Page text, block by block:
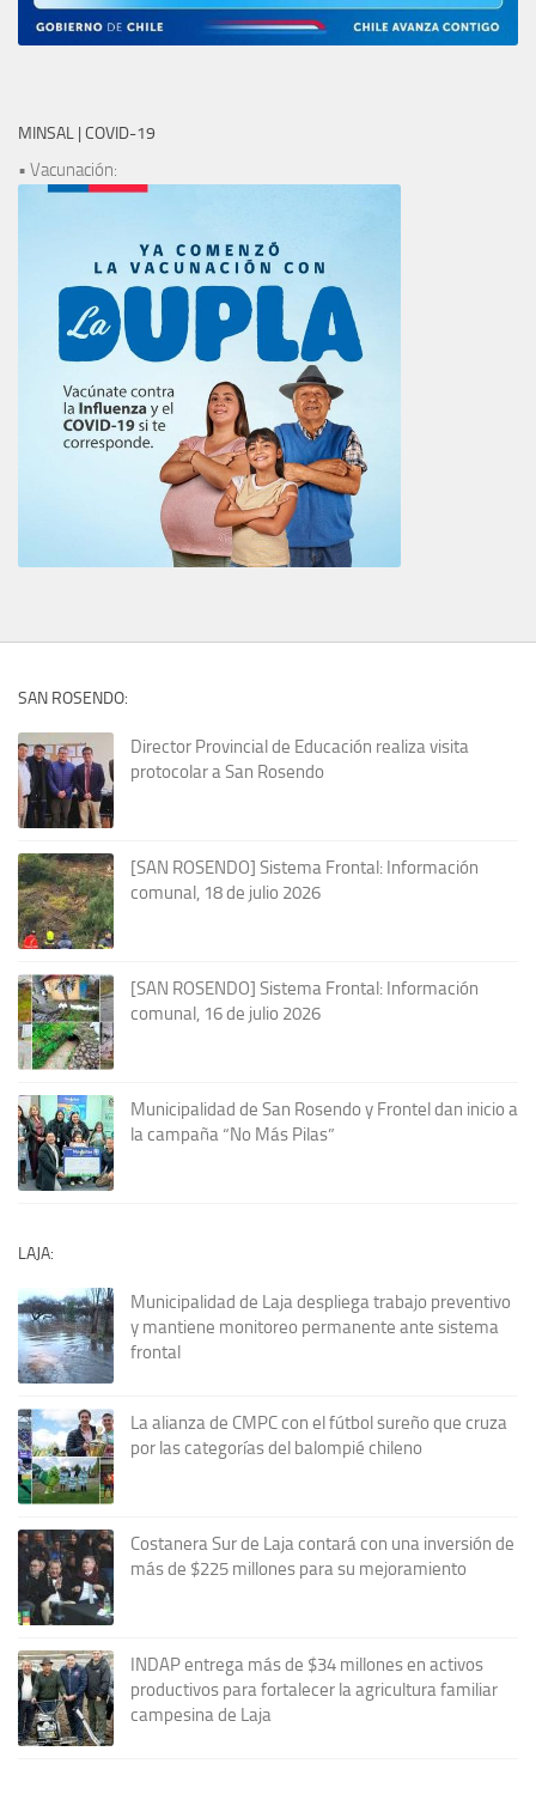
MINSAL | COVID-19
• Vacunación:
SAN ROSENDO:
Director Provincial de Educación realiza visita
protocolar a San Rosendo
[SAN ROSENDO] Sistema Frontal: Información
comunal, 18 de julio 2026
[SAN ROSENDO] Sistema Frontal: Información
comunal, 16 de julio 2026
Municipalidad de San Rosendo y Frontel dan inicio a
la campaña “No Más Pilas”
LAJA:
Municipalidad de Laja despliega trabajo preventivo
y mantiene monitoreo permanente ante sistema
frontal
La alianza de CMPC con el fútbol sureño que cruza
por las categorías del balompié chileno
Costanera Sur de Laja contará con una inversión de
más de $225 millones para su mejoramiento
INDAP entrega más de $34 millones en activos
productivos para fortalecer la agricultura familiar
campesina de Laja